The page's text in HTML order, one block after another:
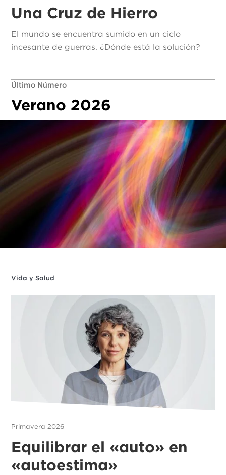
Una Cruz de Hierro
El mundo se encuentra sumido en un ciclo
incesante de guerras. ¿Dónde está la solución?
Último Número
Verano 2026
Vida y Salud
Primavera 2026
Equilibrar el «auto» en
«autoestima»